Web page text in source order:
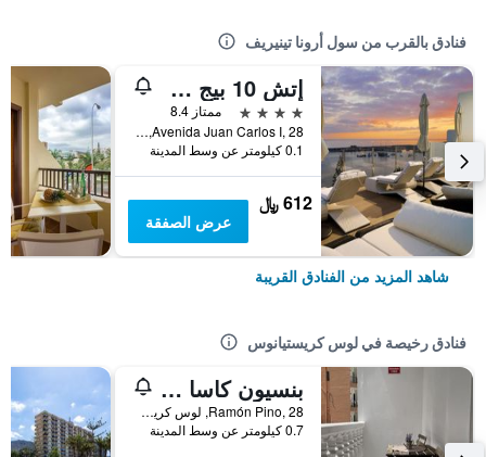
فنادق بالقرب من سول أرونا تينيريف
إتش 10 بيج سور بوتيك هوتل
4 نجوم
ممتاز 8.4
Avenida Juan Carlos I, 28, لوس كريستيانوس, تنريف, أسبانيا
0.1 كيلومتر عن وسط المدينة
612 ﷼
عرض الصفقة
شاهد المزيد من الفنادق القريبة
فنادق رخيصة في لوس كريستيانوس
بنسيون كاسا بلانكا
Ramón Pino, 28, لوس كريستيانوس, تنريف, أسبانيا
0.7 كيلومتر عن وسط المدينة